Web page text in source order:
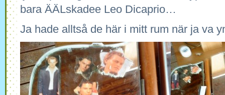
bara ÄÄLskadee Leo Dicaprio…
Ja hade alltså de här i mitt rum när ja va